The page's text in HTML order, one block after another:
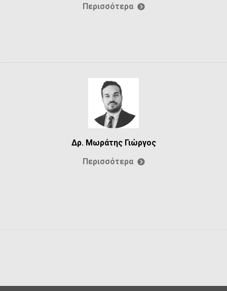
Περισσότερα
Δρ. Μωράτης Γιώργος
Περισσότερα